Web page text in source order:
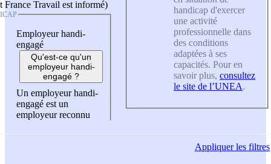
France Travail est informé)
Employeur handi-
engagé
Qu'est-ce qu'un
employeur handi-
engagé ?
Un employeur handi-
engagé est un
employeur reconnu
handicap d'exercer
une activité
professionnelle dans
des conditions
adaptées à ses
capacités. Pour en
savoir plus, consultez
le site de l’UNEA.
Appliquerles filtres